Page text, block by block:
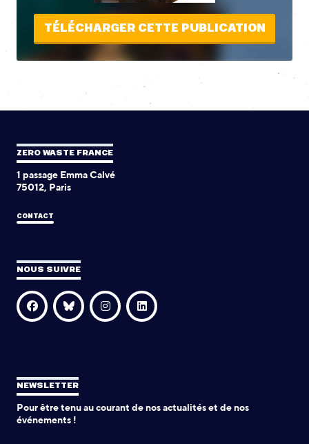
TÉLÉCHARGER CETTE PUBLICATION
ZERO WASTE FRANCE
1 passage Emma Calvé
75012, Paris
CONTACT
NOUS SUIVRE
NEWSLETTER
Pour être tenu au courant de nos actualités et de nos
événements !